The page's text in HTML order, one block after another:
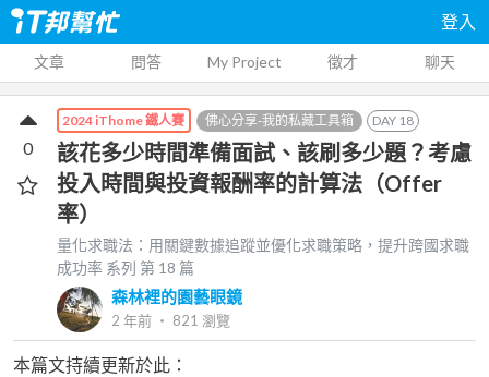
登入
文章 問答 My Project 徵才 聊天
2024 iThome 鐵人賽 佛心分享-我的私藏工具箱 DAY 18
該花多少時間準備面試、該刷多少題？考慮
投入時間與投資報酬率的計算法（Offer
率）
量化求職法：用關鍵數據追蹤並優化求職策略，提升跨國求職
成功率 系列 第 18 篇
森林裡的園藝眼鏡
2 年前 ‧ 821 瀏覽
0
本篇文持續更新於此：